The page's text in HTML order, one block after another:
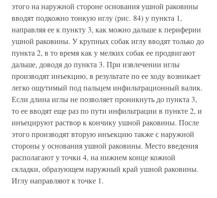
этого на наружной стороне основания ушной раковины
вводят подкожно тонкую иглу (рис. 84) у пункта 1,
направляя ее к пункту 3, как можно дальше к периферии
ушной раковины. У крупных собак иглу вводят только до
пункта 2, в то время как у мелких собак ее продвигают
дальше, доводя до пункта 3. При извлечении иглы
производят инъекцию, в результате по ее ходу возникает
легко ощутимый под пальцем инфильтрационный валик.
Если длина иглы не позволяет проникнуть до пункта 3,
то ее вводят еще раз по пути инфильтрации в пункте 2, и
инъецируют раствор к кончику ушной раковины. После
этого производят вторую инъекцию также с наружной
стороны у основания ушной раковины. Место введения
располагают у точки 4, на нижнем конце кожной
складки, образующем наружный край ушной раковины.
Иглу направляют к точке 1.